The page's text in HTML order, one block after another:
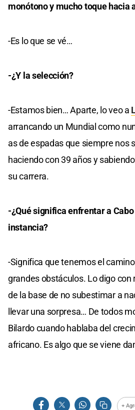
monótono y mucho toque hacia
-Es lo que se vé…
-¿Y la selección?
-Estamos bien… Aparte, lo veo a
arrancando un Mundial como
as de espadas que siempre nos
haciendo con 39 años y
su carrera.
-¿Qué significa enfrentar a
instancia?
-Significa que tenemos el
grandes obstáculos. Lo digo
de la base de no subestimar a
llevar una sorpresa… De todos
Bilardo cuando hablaba del
africano. Es algo que se viene
+